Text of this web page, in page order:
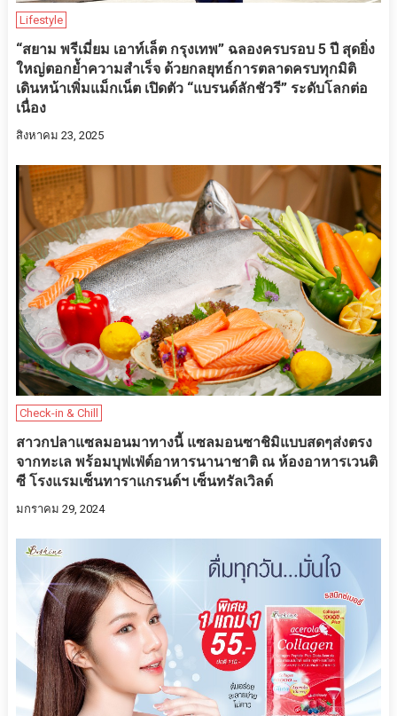
Lifestyle
“สยาม พรีเมี่ยม เอาท์เล็ต กรุงเทพ” ฉลองครบรอบ 5 ปี สุดยิ่ง
ใหญ่ตอกย้ำความสำเร็จ ด้วยกลยุทธ์การตลาดครบทุกมิติ
เดินหน้าเพิ่มแม็กเน็ต เปิดตัว “แบรนด์ลักชัวรี” ระดับโลกต่อ
เนื่อง
สิงหาคม 23, 2025
Check-in & Chill
สาวกปลาแซลมอนมาทางนี้ แซลมอนซาชิมิแบบสดๆส่งตรง
จากทะเล พร้อมบุฟเฟ่ต์อาหารนานาชาติ ณ ห้องอาหารเวนติ
ซี โรงแรมเซ็นทาราแกรนด์ฯ เซ็นทรัลเวิลด์
มกราคม 29, 2024